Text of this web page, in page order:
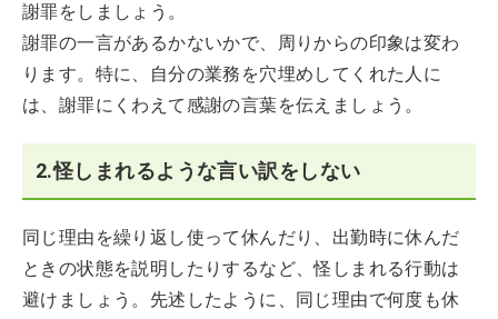
謝罪をしましょう。
謝罪の一言があるかないかで、周りからの印象は変わ
ります。特に、自分の業務を穴埋めしてくれた人に
は、謝罪にくわえて感謝の言葉を伝えましょう。
2.怪しまれるような言い訳をしない
同じ理由を繰り返し使って休んだり、出勤時に休んだ
ときの状態を説明したりするなど、怪しまれる行動は
避けましょう。先述したように、同じ理由で何度も休